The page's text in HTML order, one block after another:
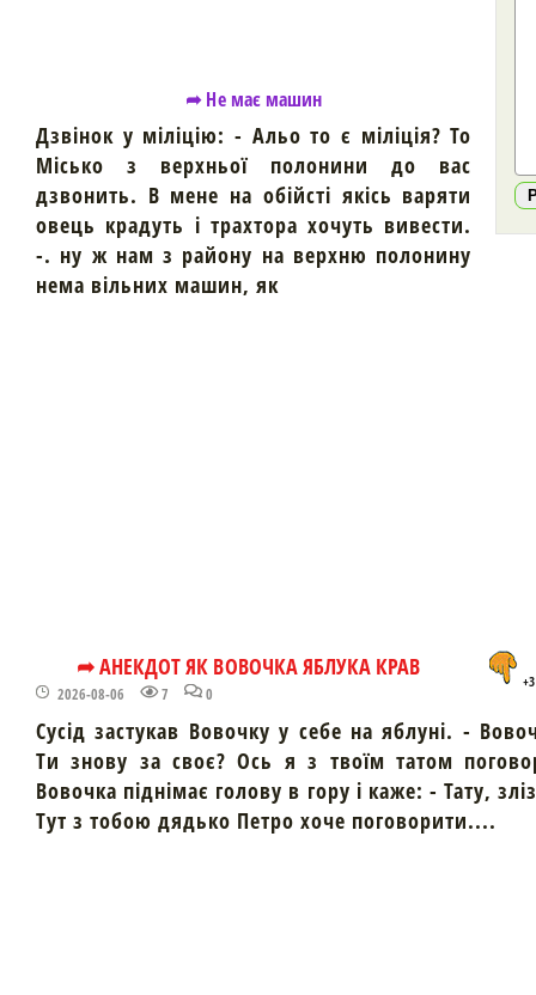
➦ Не має машин
Дзвінок у міліцію: - Альо то є міліція? То
Місько з верхньої полонини до вас
дзвонить. В мене на обійсті якісь варяти
овець крадуть і трахтора хочуть вивести.
-. ну ж нам з району на верхню полонину
нема вільних машин, як
➦ АНЕКДОТ ЯК ВОВОЧКА ЯБЛУКА КРАВ
2026-08-06 7 0
+3
Сусід застукав Вовочку у себе на яблуні. -
Ти знову за своє? Ось я з твоїм татом
Вовочка піднімає голову в гору і каже: - Тату,
Тут з тобою дядько Петро хоче поговорити....